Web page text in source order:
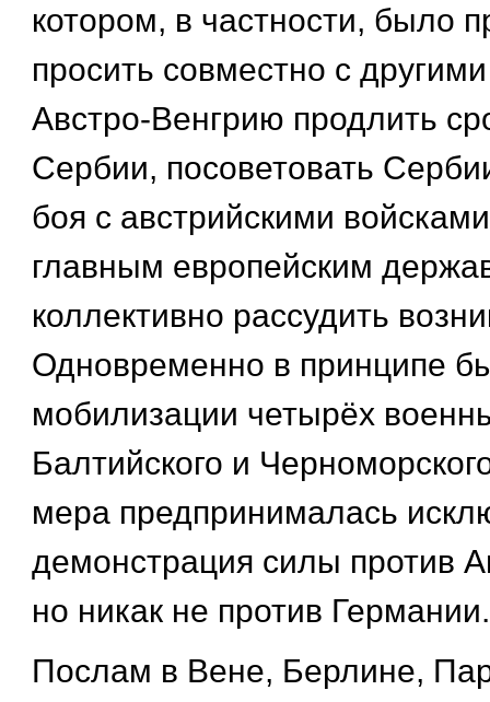
котором, в частности, было
просить совместно с
Австро-Венгрию продлить
Сербии, посоветовать
боя с австрийскими
главным европейским
коллективно рассудить
Одновременно в принципе
мобилизации четырёх
Балтийского и
мера предпринималась
демонстрация силы против
но никак не против Германии.
Послам в Вене, Берлине,